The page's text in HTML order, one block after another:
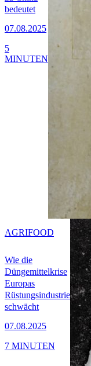
bedeutet
07.08.2025
5
MINUTEN
Wie die
Düngemittelkrise
Europas
Rüstungsindustrie
schwächt
07.08.2025
AGRIFOOD
7 MINUTEN